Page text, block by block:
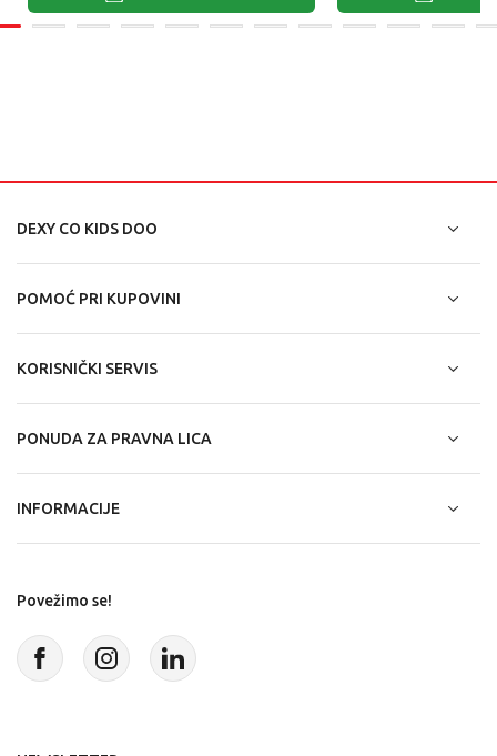
DEXY CO KIDS DOO
POMOĆ PRI KUPOVINI
KORISNIČKI SERVIS
PONUDA ZA PRAVNA LICA
INFORMACIJE
Povežimo se!